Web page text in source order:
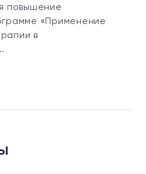
повышение
«Применение
в